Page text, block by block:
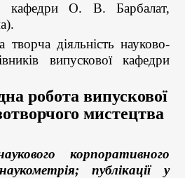
кафедри О. В. Барбалат,
творча діяльність науково-
випускової кафедри
робота випускової
мистецтва
корпоративного
публікації у